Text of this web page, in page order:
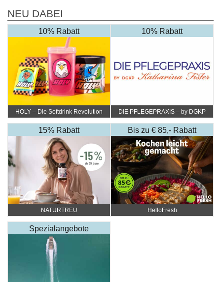
NEU DABEI
10% Rabatt
HOLY – Die Softdrink Revolution
10% Rabatt
DIE PFLEGEPRAXIS – by DGKP
Katharina Fister
15% Rabatt
NATURTREU
Bis zu € 85,- Rabatt
HelloFresh
Spezialangebote